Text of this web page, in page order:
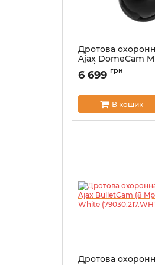
Дротова
Ajax DomeCam
Mp/2,8 mm) Black
(126268.214.BL1)
Артикул:000059523
6 699 грн
В кошик
Дротова